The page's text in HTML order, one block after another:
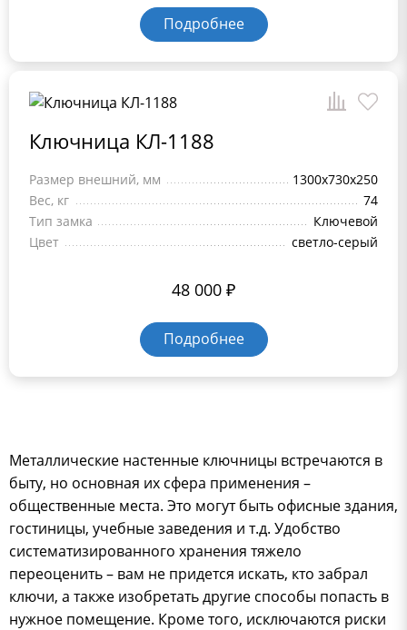
Подробнее
Ключница КЛ-1188
Размер внешний, мм
1300х730х250
Вес, кг
74
Тип замка
Ключевой
Цвет
светло-серый
48 000 ₽
Подробнее
Металлические настенные ключницы встречаются в
быту, но основная их сфера применения –
общественные места. Это могут быть офисные здания,
гостиницы, учебные заведения и т.д. Удобство
систематизированного хранения тяжело
переоценить – вам не придется искать, кто забрал
ключи, а также изобретать другие способы попасть в
нужное помещение. Кроме того, исключаются риски